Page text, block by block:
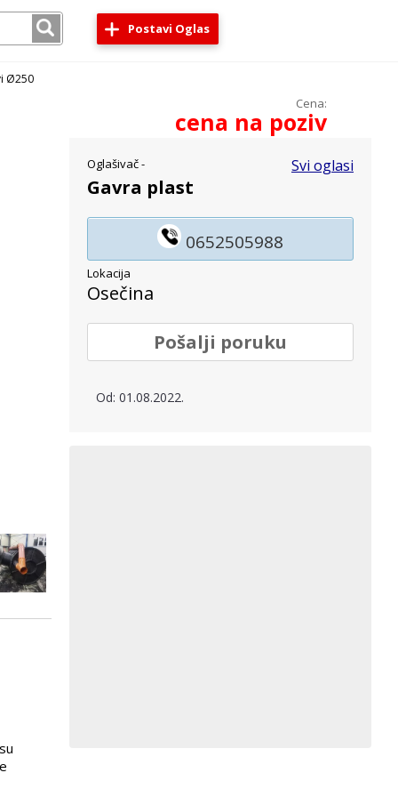
Postavi Oglas
Ø250
Cena:
cena na poziv
Svi oglasi
Oglašivač -
Gavra plast
0652505988
Lokacija
Osečina
Pošalji poruku
Od: 01.08.2022.